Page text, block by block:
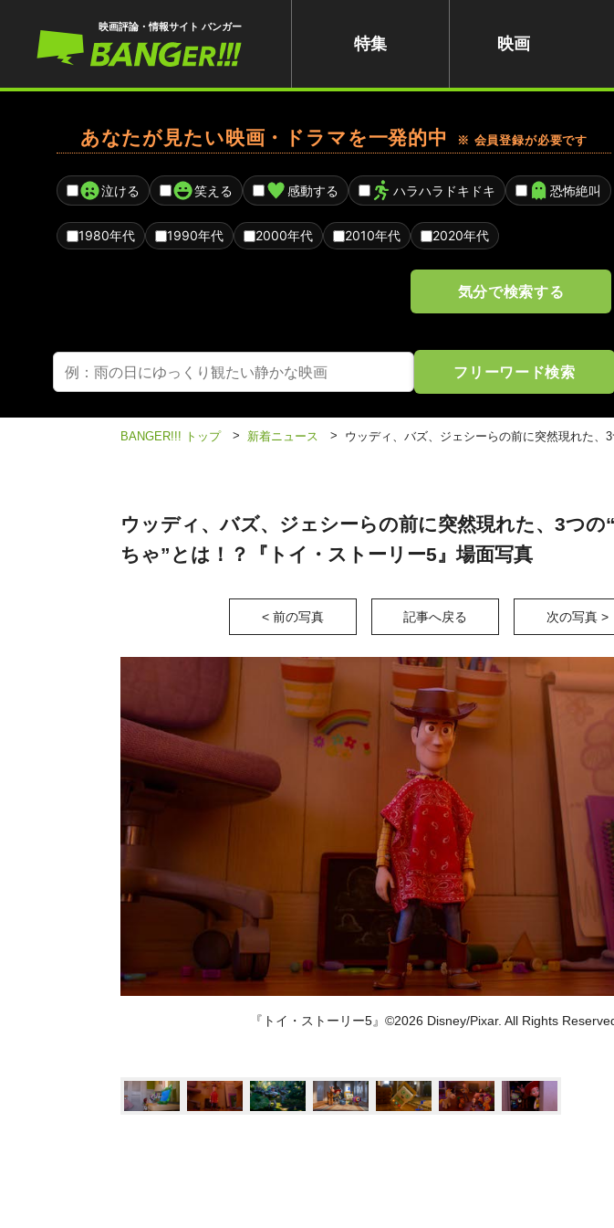
映画評論・情報サイト バンガー
特集 映画
あなたが見たい映画・ドラマを一発的中 ※ 会員登録が必要です
泣ける 笑える 感動する ハラハラドキドキ 恐怖絶叫
1980年代 1990年代 2000年代 2010年代 2020年代
気分で検索する
フリーワード検索
BANGER!!! トップ > 新着ニュース > ウッディ、バズ、ジェシーらの前に突然現れた、
ウッディ、バズ、ジェシーらの前に突然現れた、3つの
ちゃ”とは！？『トイ・ストーリー5』場面写真
< 前の写真 記事へ戻る 次の写真 >
『トイ・ストーリー5』©︎2026 Disney/Pixar. All Rights